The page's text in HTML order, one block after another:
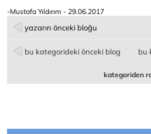
-Mustafa Yıldırım - 29.06.2017
yazarın önceki bloğu
bu kategorideki önceki blog bu
kategoriden